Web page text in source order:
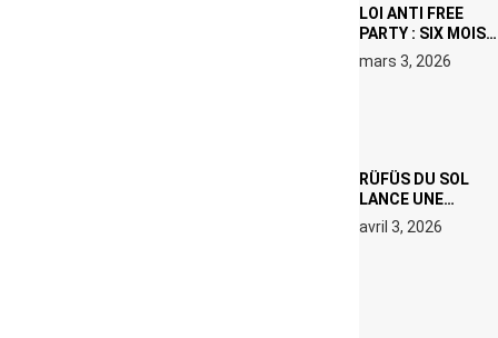
LOI ANTI FREE
PARTY : SIX MOIS
DE PRISON ET 5
000 € D’AMENDE
mars 3, 2026
RÜFÜS DU SOL
LANCE UNE
RÉSIDENCE DJ
SET DE QUATRE
avril 3, 2026